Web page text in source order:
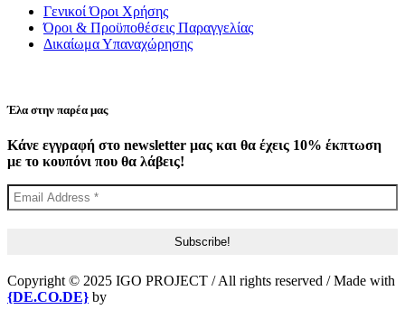
Γενικοί Όροι Χρήσης
Όροι & Προϋποθέσεις Παραγγελίας
Δικαίωμα Υπαναχώρησης
Έλα στην παρέα μας
Κάνε εγγραφή στο newsletter μας και θα έχεις 10% έκπτωση
με το κουπόνι που θα λάβεις!
Copyright © 2025 IGO PROJECT / All rights reserved / Made with
{DE.CO.DE} by